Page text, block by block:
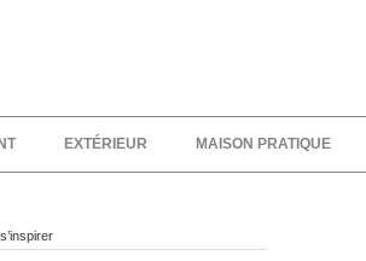
EXTÉRIEUR MAISON PRATIQUE